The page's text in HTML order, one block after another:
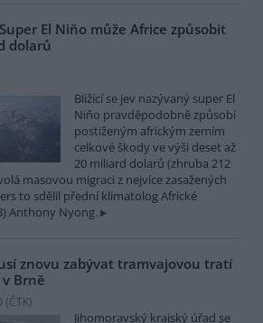
El Niňo může Africe způsobit
dolarů
Blížící se jev nazývaný super El
Niňo pravděpodobně způsobí
postiženým africkým zemím
celkové škody ve výši deset až
20 miliard dolarů (zhruba 212
masovou migraci z nejvíce zasažených
to sdělil přední klimatolog Africké
Anthony Nyong.
znovu zabývat tramvajovou tratí
Brně
(ČTK)
Jihomoravský krajský úřad se